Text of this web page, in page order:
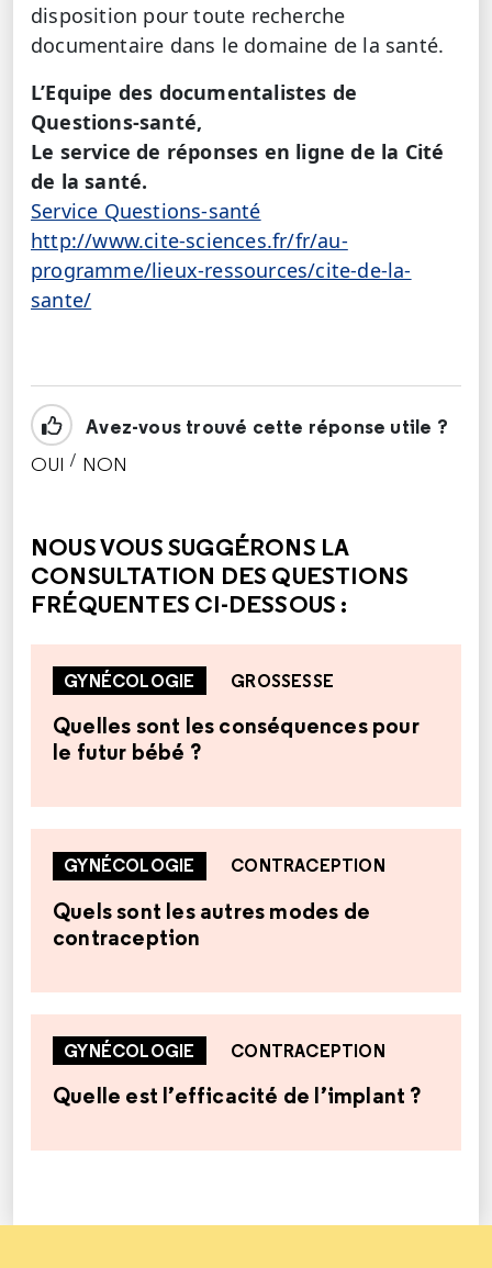
disposition pour toute recherche
documentaire dans le domaine de la santé.
L’Equipe des documentalistes de
Questions-santé,
Le service de réponses en ligne de la Cité
de la santé.
Service Questions-santé
http://www.cite-sciences.fr/fr/au-
programme/lieux-ressources/cite-de-la-
sante/
Avez-vous trouvé cette réponse utile ?
OUI / NON
NOUS VOUS SUGGÉRONS LA
CONSULTATION DES QUESTIONS
FRÉQUENTES CI-DESSOUS :
GYNÉCOLOGIE GROSSESSE
Quelles sont les conséquences pour
le futur bébé ?
GYNÉCOLOGIE CONTRACEPTION
Quels sont les autres modes de
contraception
GYNÉCOLOGIE CONTRACEPTION
Quelle est l’efficacité de l’implant ?